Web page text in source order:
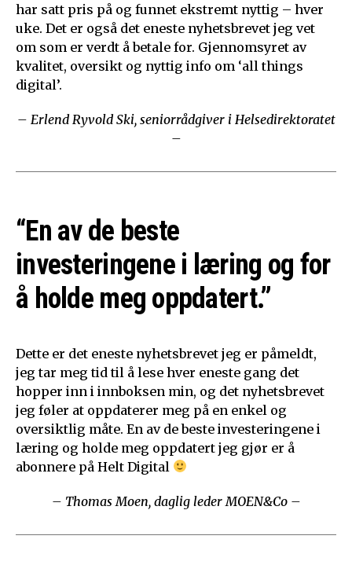
har satt pris på og funnet ekstremt nyttig – hver
uke. Det er også det eneste nyhetsbrevet jeg vet
om som er verdt å betale for. Gjennomsyret av
kvalitet, oversikt og nyttig info om ‘all things
digital’.
– Erlend Ryvold Ski, seniorrådgiver i Helsedirektoratet
–
“En av de beste
investeringene i læring og for
å holde meg oppdatert.”
Dette er det eneste nyhetsbrevet jeg er påmeldt,
jeg tar meg tid til å lese hver eneste gang det
hopper inn i innboksen min, og det nyhetsbrevet
jeg føler at oppdaterer meg på en enkel og
oversiktlig måte. En av de beste investeringene i
læring og holde meg oppdatert jeg gjør er å
abonnere på Helt Digital
– Thomas Moen, daglig leder MOEN&Co –